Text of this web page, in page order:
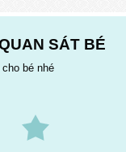
SÁT BÉ
bé nhé